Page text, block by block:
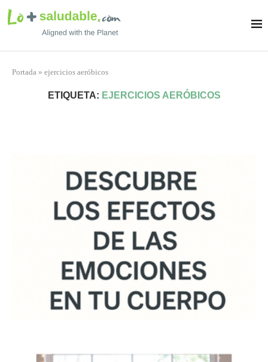
Portada » ejercicios aeróbicos
ETIQUETA: EJERCICIOS AERÓBICOS